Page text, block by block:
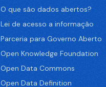
O que são dados abertos?
Lei de acesso a informação
Parceria para Governo Aberto
Open Knowledge Foundation
Open Data Commons
Open Data Definition